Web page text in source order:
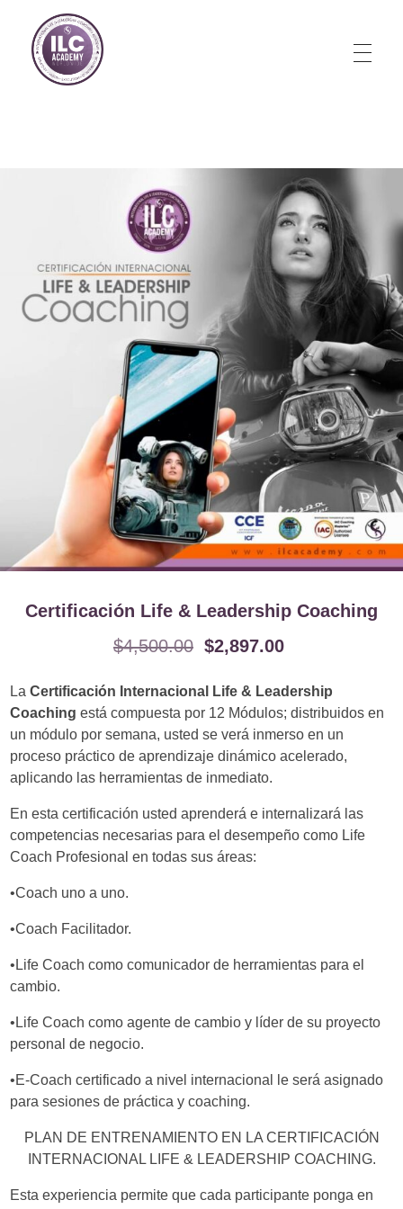
Certificación Life & Leadership Coaching
$4,500.00 $2,897.00
LaCertificación Internacional Life & Leadership
Coaching está compuesta por 12 Módulos; distribuidos en
un módulo por semana, usted se verá inmerso en un
proceso práctico de aprendizaje dinámico acelerado,
aplicando las herramientas de inmediato.
En esta certificación usted aprenderá e internalizará las
competencias necesarias para el desempeño como Life
Coach Profesional en todas sus áreas:
•Coach uno a uno.
•Coach Facilitador.
•Life Coach como comunicador de herramientas para el
cambio.
•Life Coach como agente de cambio y líder de su proyecto
personal de negocio.
•E-Coach certificado a nivel internacional le será asignado
para sesiones de práctica y coaching.
PLAN DE ENTRENAMIENTO EN LA CERTIFICACIÓN
INTERNACIONAL LIFE & LEADERSHIP COACHING.
Esta experiencia permite que cada participante ponga en